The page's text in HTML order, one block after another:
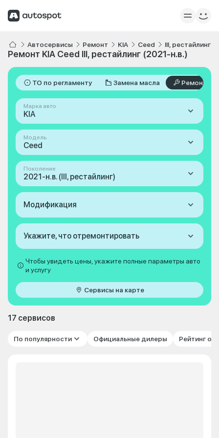
Автосервисы Ремонт KIA Ceed III, рестайлинг
Ремонт KIA Ceed III, рестайлинг (2021-н.в.)
ТО по регламенту Замена масла Ремонт
Марка авто
KIA
Модель
Ceed
Поколение
2021-н.в. (III, рестайлинг)
Модификация
Укажите, что отремонтировать
Чтобы увидеть цены, укажите полные параметры авто
и услугу
Сервисы на карте
17 сервисов
По популярности Официальные дилеры Рейтинг